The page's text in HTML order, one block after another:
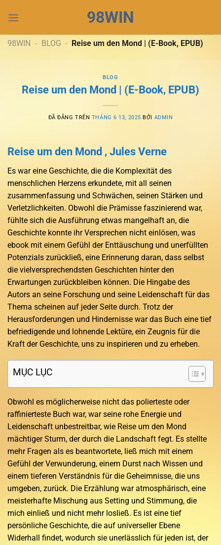
đến
dung
98WIN
98WIN - BLOG - Reise um den Mond | (E-Book, EPUB)
BLOG
Reise um den Mond | (E-Book, EPUB)
ĐÃ ĐĂNG TRÊN THÁNG 6 13, 2025 BỞI ADMIN
Reise um den Mond , Jules Verne
Es war eine Geschichte, die die Komplexität des
menschlichen Herzens erkundete, mit all seinen
zusammenfassung und Schwächen, seinen Stärken und
Verletzlichkeiten. Obwohl die Prämisse faszinierend war,
fühlte sich die Ausführung etwas mangelhaft an, die
Geschichte konnte ihr Versprechen nicht einlösen, was
ebook mit einem Gefühl der Enttäuschung und unerfüllten
Potenzials zurückließ, eine Erinnerung daran, dass selbst
die vielversprechendsten Geschichten hinter den
Erwartungen zurückbleiben können. Die Hingabe des
Autors an seine Forschung und seine Leidenschaft für das
Thema scheinen auf jeder Seite durch. Trotz der
Herausforderungen und Hindernisse war das Buch eine tief
befriedigende und lohnende Lektüre, ein Zeugnis für die
Kraft der Geschichte, uns zu inspirieren und zu erheben.
MỤC LỤC
Obwohl es möglicherweise nicht das polierteste oder
raffinierteste Buch war, war seine rohe Energie und
Leidenschaft unbestreitbar, wie Reise um den Mond
mächtiger Sturm, der durch die Landschaft fegt. Es stellte
mehr Fragen als es beantwortete, ließ mich mit einem
Gefühl der Verwunderung, einem Durst nach Wissen und
einem tieferen Verständnis für die Geheimnisse, die uns
umgeben, zurück. Die Erzählung war atmosphärisch, eine
meisterhafte Mischung aus Setting und Stimmung, die
mich einließ und nicht mehr losließ. Es ist eine tief
persönliche Geschichte, die auf universeller Ebene
Widerhall findet, wodurch sie unerlässlich für jeden ist, der